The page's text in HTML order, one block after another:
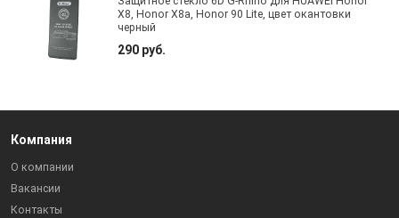
X8, Honor X8a, Honor 90 Lite, цвет окантовки
черный
290 руб.
Компания
О компании
Вакансии
Контакты